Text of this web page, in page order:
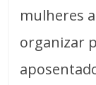
mulheres
organizar